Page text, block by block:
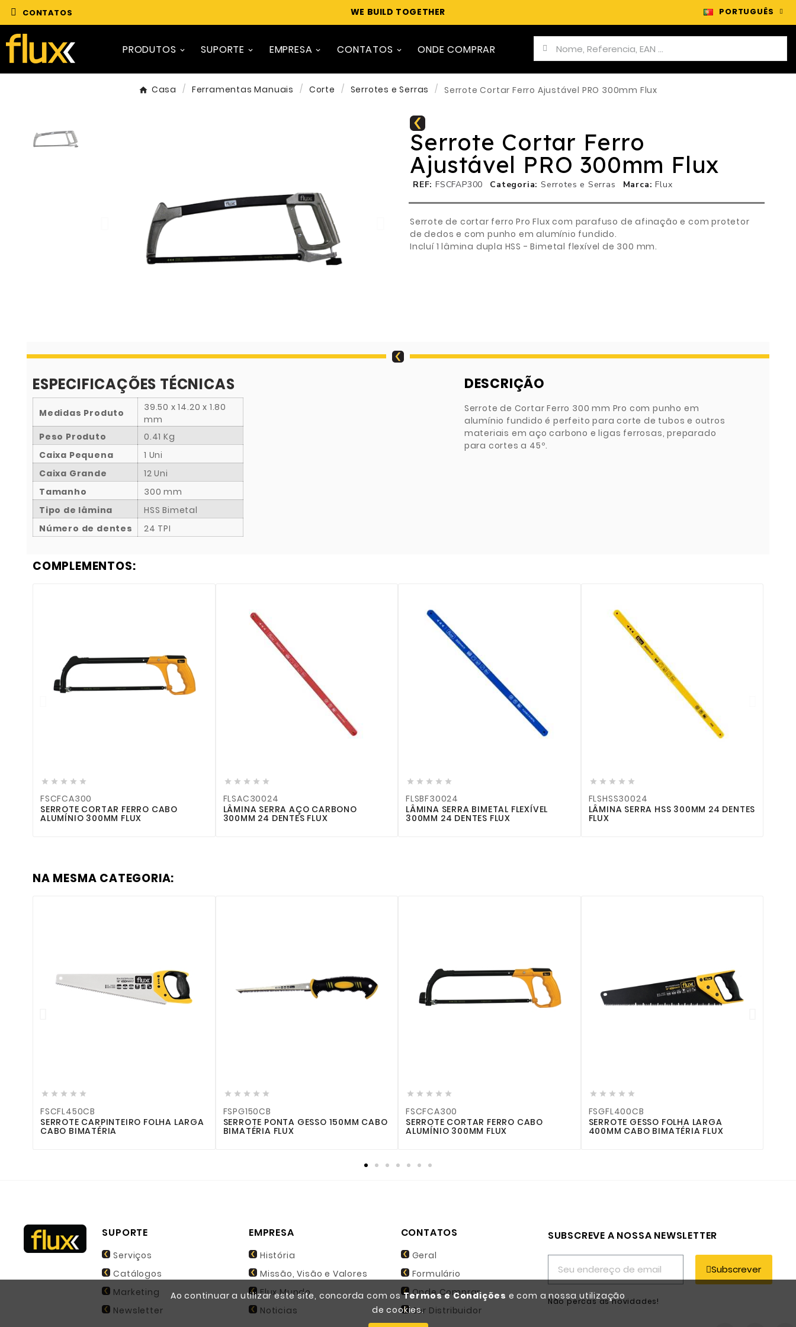
Ao continuar a utilizar este site, concorda com osTermos e Condições e com a nossa utilização
de cookies.
CONTATOS WE BUILD TOGETHER PORTUGUÊS
PRODUTOS SUPORTE EMPRESA CONTATOS ONDE COMPRAR
Casa Ferramentas Manuais Corte Serrotes e Serras Serrote Cortar Ferro Ajustável PRO 300mm Flux
Serrote Cortar Ferro
Ajustável PRO 300mm Flux
REF FSCFAP300 Categoria Serrotes e Serras Marca Flux
Serrote de cortar ferro Pro Flux com parafuso de afinação e com protetor
de dedos e com punho em alumínio fundido.
Incluí 1 lâmina dupla HSS - Bimetal flexível de 300 mm.
ESPECIFICAÇÕES TÉCNICAS
Medidas Produto
39.50 x 14.20 x 1.80
mm
Peso Produto
0.41 Kg
Caixa Pequena
1 Uni
Caixa Grande
12 Uni
Tamanho
300 mm
Tipo de lâmina
HSS Bimetal
Número de dentes
24 TPI
DESCRIÇÃO
Serrote de Cortar Ferro 300 mm Pro com punho em
alumínio fundido é perfeito para corte de tubos e outros
materiais em aço carbono e ligas ferrosas, preparado
para cortes a 45º.
COMPLEMENTOS:
    
FSCFCA300
SERROTE CORTAR FERRO CABO
ALUMÍNIO 300MM FLUX
    
FLSAC30024
LÂMINA SERRA AÇO CARBONO
300MM 24 DENTES FLUX
    
FLSBF30024
LÂMINA SERRA BIMETAL FLEXÍVEL
300MM 24 DENTES FLUX
    
FLSHSS30024
LÂMINA SERRA HSS 300MM 24 DENTES
FLUX
NA MESMA CATEGORIA:

FSCFL450CB
SERROTE CARPINTEIRO FOLHA LARGA
CABO BIMATÉRIA

FSPG150CB
SERROTE PONTA GESSO 150MM CABO
BIMATÉRIA FLUX

FSCFCA300
SERROTE CORTAR FERRO CABO
ALUMÍNIO 300MM FLUX

FSGFL400CB
SERROTE GESSO FOLHA LARGA
400MM CABO BIMATÉRIA FLUX
SUPORTE
Serviços
Catálogos
Marketing
Newsletter
EMPRESA
História
Missão, Visão e Valores
Flux Mundo
Noticias
CONTATOS
Geral
Formulário
Onde Comprar
Ser Distribuidor
SUBSCREVE A NOSSA NEWSLETTER
Subscrever
Não percas as novidades!